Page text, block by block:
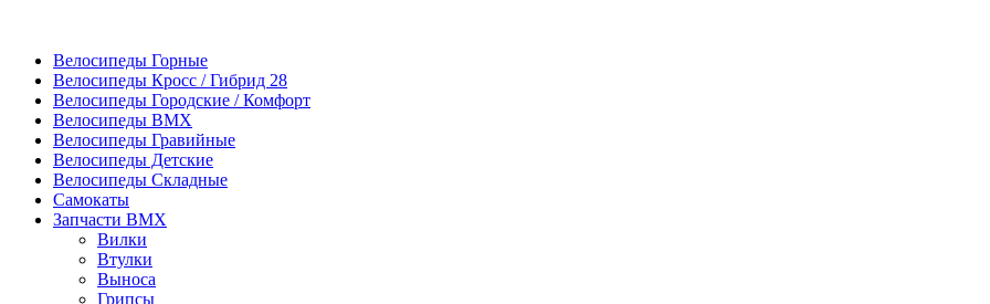
Велосипеды Горные
Велосипеды Кросс / Гибрид 28
Велосипеды Городские / Комфорт
Велосипеды BMX
Велосипеды Гравийные
Велосипеды Детские
Велосипеды Складные
Самокаты
Запчасти BMX
Вилки
Втулки
Выноса
Грипсы